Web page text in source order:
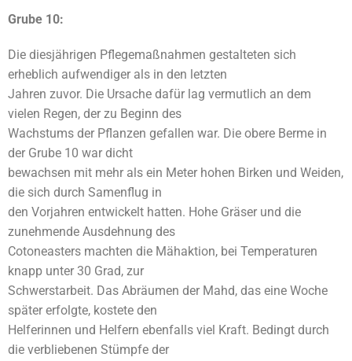
Grube 10:
Die diesjährigen Pflegemaßnahmen gestalteten sich
erheblich aufwendiger als in den letzten
Jahren zuvor. Die Ursache dafür lag vermutlich an dem
vielen Regen, der zu Beginn des
Wachstums der Pflanzen gefallen war. Die obere Berme in
der Grube 10 war dicht
bewachsen mit mehr als ein Meter hohen Birken und Weiden,
die sich durch Samenflug in
den Vorjahren entwickelt hatten. Hohe Gräser und die
zunehmende Ausdehnung des
Cotoneasters machten die Mähaktion, bei Temperaturen
knapp unter 30 Grad, zur
Schwerstarbeit. Das Abräumen der Mahd, das eine Woche
später erfolgte, kostete den
Helferinnen und Helfern ebenfalls viel Kraft. Bedingt durch
die verbliebenen Stümpfe der